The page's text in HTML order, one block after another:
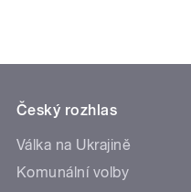
Český rozhlas
Válka na Ukrajině
Komunální volby